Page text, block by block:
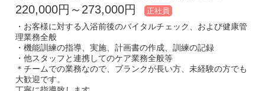
220,000円～273,000円 正社員
・お客様に対する入浴前後のバイタルチェック、および健康管
理業務全般
・機能訓練の指導、実施、計画書の作成、訓練の記録
・他スタッフと連携してのケア業務全般等
＊チームでの業務なので、ブランクが長い方、未経験の方でも
大歓迎です。